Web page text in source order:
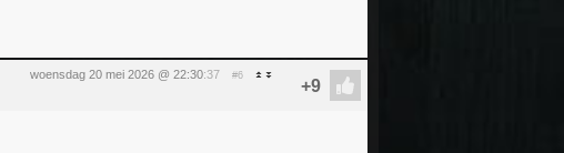
woensdag 20 mei 2026 @ 22:30:37 #6